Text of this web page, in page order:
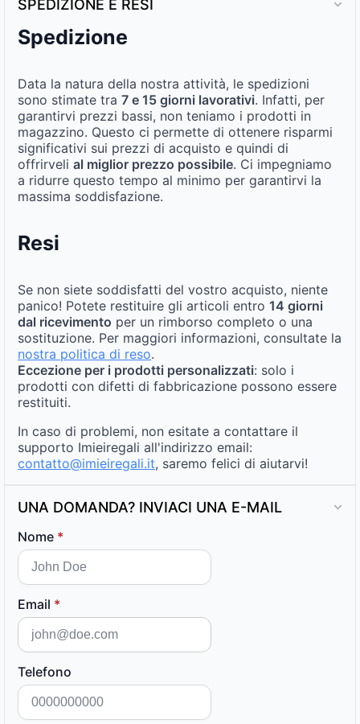
SPEDIZIONE E RESI
Spedizione
Data la natura della nostra attività, le spedizioni
sono stimate tra 7 e 15 giorni lavorativi. Infatti, per
garantirvi prezzi bassi, non teniamo i prodotti in
magazzino. Questo ci permette di ottenere risparmi
significativi sui prezzi di acquisto e quindi di
offrirveli al miglior prezzo possibile. Ci impegniamo
a ridurre questo tempo al minimo per garantirvi la
massima soddisfazione.
Resi
Se non siete soddisfatti del vostro acquisto, niente
panico! Potete restituire gli articoli entro 14 giorni
dal ricevimento per un rimborso completo o una
sostituzione. Per maggiori informazioni, consultate la
nostra politica di reso.
Eccezione per i prodotti personalizzati: solo i
prodotti con difetti di fabbricazione possono essere
restituiti.
In caso di problemi, non esitate a contattare il
supporto Imieiregali all'indirizzo email:
contatto@imieiregali.it, saremo felici di aiutarvi!
UNA DOMANDA? INVIACI UNA E-MAIL
Nome *
Email *
Telefono